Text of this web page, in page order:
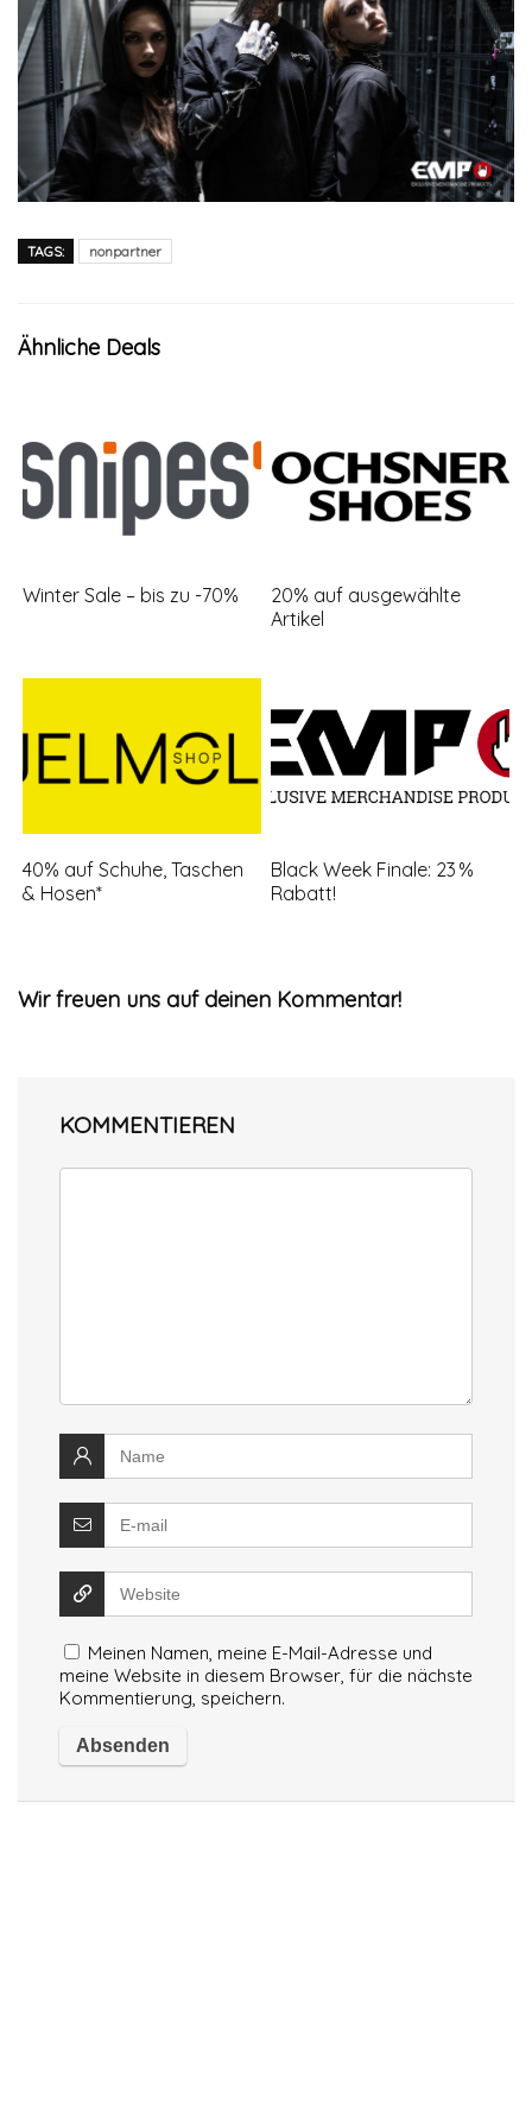
TAGS: nonpartner
Ähnliche Deals
Winter Sale – bis zu -70%
20% auf ausgewählte
Artikel
40% auf Schuhe, Taschen
& Hosen*
Black Week Finale: 23 %
Rabatt!
Wir freuen uns auf deinen Kommentar!
KOMMENTIEREN
Meinen Namen, meine E-Mail-Adresse und
meine Website in diesem Browser, für die nächste
Kommentierung, speichern.